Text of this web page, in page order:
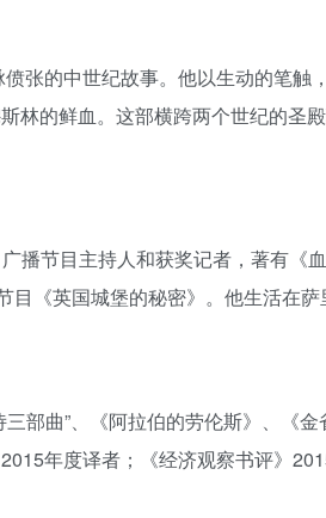
偾张的中世纪故事。他以生动的笔
林的鲜血。这部横跨两个世纪的圣
播节目主持人和获奖记者，著有《
《英国城堡的秘密》。他生活在萨
部曲”、《阿拉伯的劳伦斯》、《
年度译者；《经济观察书评》